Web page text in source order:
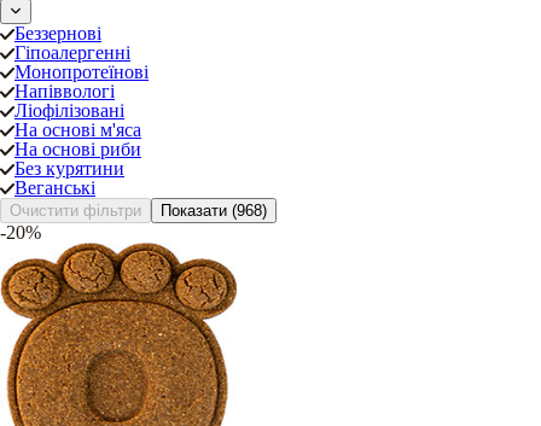
Беззернові
Гіпоалергенні
Монопротеїнові
Напіввологі
Ліофілізовані
На основі м'яса
На основі риби
Без курятини
Веганські
Очистити фільтри Показати (968)
-20%